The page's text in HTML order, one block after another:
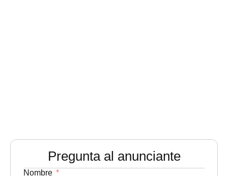
Pregunta al anunciante
Nombre